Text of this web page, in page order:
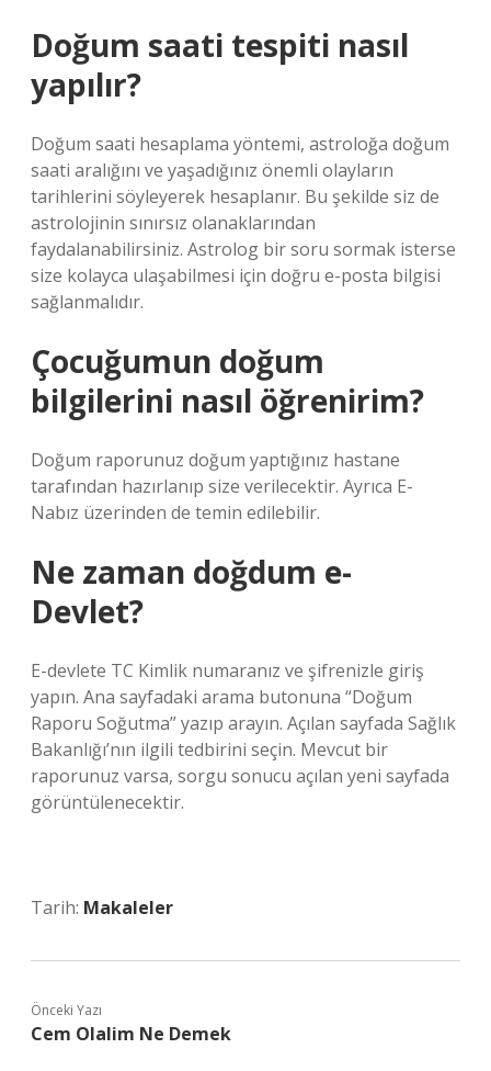
Doğum saati tespiti nasıl
yapılır?
Doğum saati hesaplama yöntemi, astroloğa doğum
saati aralığını ve yaşadığınız önemli olayların
tarihlerini söyleyerek hesaplanır. Bu şekilde siz de
astrolojinin sınırsız olanaklarından
faydalanabilirsiniz. Astrolog bir soru sormak isterse
size kolayca ulaşabilmesi için doğru e-posta bilgisi
sağlanmalıdır.
Çocuğumun doğum
bilgilerini nasıl öğrenirim?
Doğum raporunuz doğum yaptığınız hastane
tarafından hazırlanıp size verilecektir. Ayrıca E-
Nabız üzerinden de temin edilebilir.
Ne zaman doğdum e-
Devlet?
E-devlete TC Kimlik numaranız ve şifrenizle giriş
yapın. Ana sayfadaki arama butonuna “Doğum
Raporu Soğutma” yazıp arayın. Açılan sayfada Sağlık
Bakanlığı’nın ilgili tedbirini seçin. Mevcut bir
raporunuz varsa, sorgu sonucu açılan yeni sayfada
görüntülenecektir.
Tarih: Makaleler
Önceki Yazı
Cem Olalim Ne Demek